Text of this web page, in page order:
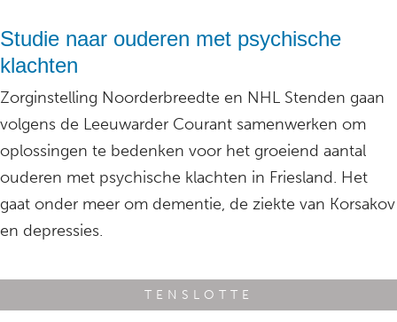
Studie naar ouderen met psychische
klachten
Zorginstelling Noorderbreedte en NHL Stenden gaan
volgens de Leeuwarder Courant samenwerken om
oplossingen te bedenken voor het groeiend aantal
ouderen met psychische klachten in Friesland. Het
gaat onder meer om dementie, de ziekte van Korsakov
en depressies.
TENSLOTTE